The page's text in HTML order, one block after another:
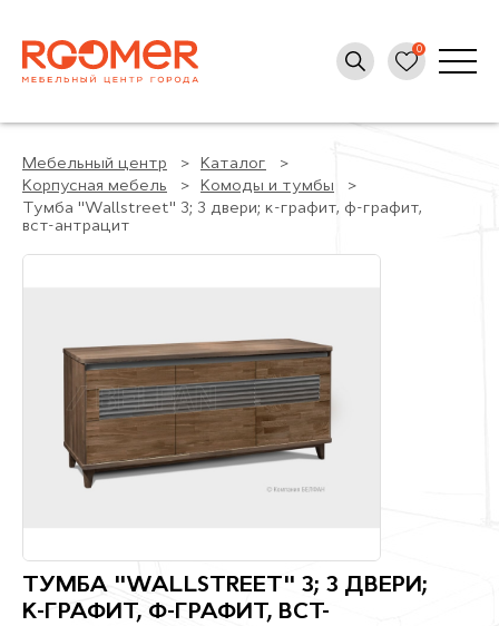
Мебельный центр
Каталог
Корпусная мебель
Комоды и тумбы
Тумба "Wallstreet" 3; 3 двери; к-графит, ф-графит,
вст-антрацит
ТУМБА "WALLSTREET" 3; 3 ДВЕРИ;
К-ГРАФИТ, Ф-ГРАФИТ, ВСТ-